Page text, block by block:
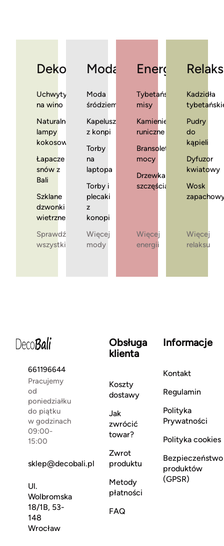
Dekoracje
Uchwyty
na wino
Naturalne
lampy
kokosowe
Łapacze
snów z
Bali
Szklane
dzwonki
wietrzne
Sprawdź
wszystkie
Moda
Moda
śródziemnomorska
Kapelusze
z konpi
Torby
na
laptopa
Torby i
plecaki
z
konopi
Więcej
mody
Energia
Tybetańskie
misy
Kamienie
runiczne
Bransoletki
mocy
Drzewka
szczęścia
Więcej
energii
Relaks
Kadzidła
Pudry
do
kąpieli
Dyfuzor
kwiatowy
Wosk
Więcej
relaksu
661196644
Pracujemy
od
poniedziałku
do piątku
w godzinach
09:00-
15:00
sklep@decobali.pl
Ul.
Wolbromska
18/1B, 53-
148
Wrocław
Obsługa
klienta
Koszty
dostawy
Jak
zwrócić
towar?
Zwrot
produktu
Metody
płatności
FAQ
Informacje
Kontakt
Regulamin
Polityka
Prywatności
Polityka cookies
Bezpieczeństwo
produktów
(GPSR)